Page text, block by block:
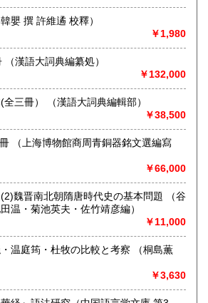
1,430円 福岡県
1,210円 長崎県 1,210円
1,210円
鹿児島県 1,210円
1,650円
鉄箱崎線
、3番出口より徒歩5分
土曜日休業。年末年始、夏季休暇は別
韓詩外傳集釋 （(漢)韓嬰 撰 許維遹 校釋）
￥1,980
漢語大詞典 全23冊 （漢語大詞典編纂処）
￥132,000
漢語大詞典 縮印本(全三冊） （漢語大詞典編輯部）
￥38,500
寫
￥66,000
魏晋南北朝隋唐時代史の基本問題 （谷
温・菊池英夫・佐竹靖彦編）
￥11,000
筠・杜牧の比較と考察 （桐島薫
￥3,630